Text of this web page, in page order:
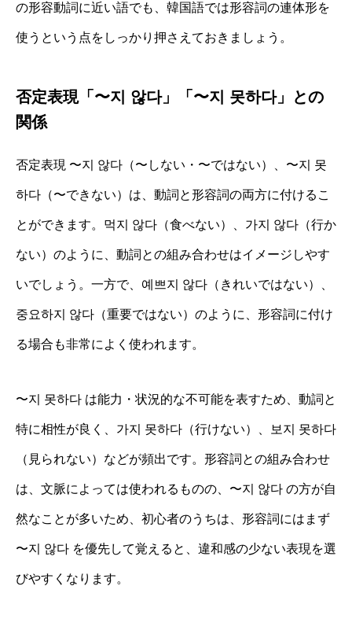
の形容動詞に近い語でも、韓国語では形容詞の連体形を
使うという点をしっかり押さえておきましょう。
否定表現「〜지 않다」「〜지 못하다」との
関係
否定表現 〜지 않다（〜しない・〜ではない）、〜지 못
하다（〜できない）は、動詞と形容詞の両方に付けるこ
とができます。먹지 않다（食べない）、가지 않다（行か
ない）のように、動詞との組み合わせはイメージしやす
いでしょう。一方で、예쁘지 않다（きれいではない）、
중요하지 않다（重要ではない）のように、形容詞に付け
る場合も非常によく使われます。
〜지 못하다 は能力・状況的な不可能を表すため、動詞と
特に相性が良く、가지 못하다（行けない）、보지 못하다
（見られない）などが頻出です。形容詞との組み合わせ
は、文脈によっては使われるものの、〜지 않다 の方が自
然なことが多いため、初心者のうちは、形容詞にはまず
〜지 않다 を優先して覚えると、違和感の少ない表現を選
びやすくなります。